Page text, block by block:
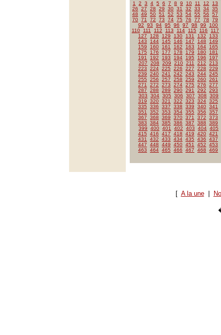
1 2 3 4 5 6 7 8 9 10 11 12
13
26
27 28 29 30 31 32 33 34 35
48
49 50 51 52 53 54 55 56
57
70 71 72 73 74 75 76 77 78
79
92
93 94 95 96 97 98 99
100
110
111 112 113 114 115 116
117
127
128 129 130 131 132
133
143
144 145 146 147 148
149
159
160 161 162 163 164
165
175
176 177 178 179 180
181
191
192 193 194 195 196
197
207
208 209 210 211 212
213
223
224 225 226 227 228
229
239
240 241 242 243 244 245
255
256 257 258 259 260 261
271
272 273 274 275 276
277
287
288 289 290 291 292
293
303
304 305 306 307 308
309
319
320 321 322 323 324 325
335
336 337 338 339 340 341
351
352 353 354 355 356
357
367
368 369 370 371 372
373
383
384 385 386 387 388
389
399
400 401 402 403 404 405
415
416 417 418 419 420 421
431
432 433 434 435 436
437
447
448 449 450 451 452
453
463
464 465 466 467 468 469
[ A la une|